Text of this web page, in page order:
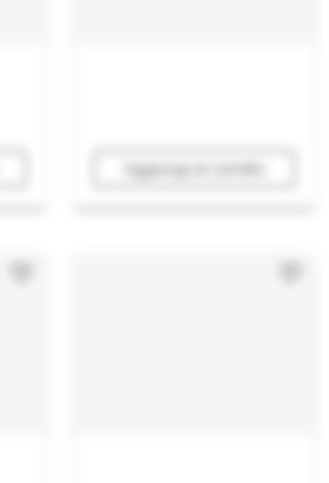
Aggiungi al carrello